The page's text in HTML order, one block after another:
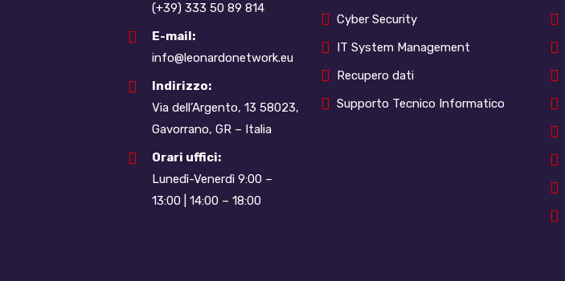
(+39) 333 50 89 814
E-mail:
info@leonardonetwork.eu
Indirizzo:
Via dell’Argento, 13 58023,
Gavorrano, GR – Italia
Orari uffici:
Lunedì-Venerdì 9:00 –
13:00 | 14:00 – 18:00
Cyber Security
IT System Management
Recupero dati
Supporto Tecnico Informatico